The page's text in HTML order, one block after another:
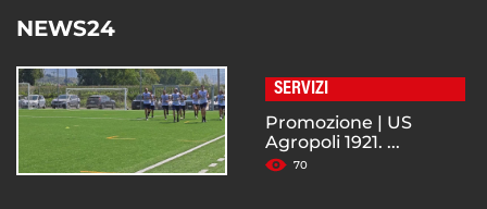
NEWS24
SERVIZI
Promozione | US
Agropoli 1921. ...
70